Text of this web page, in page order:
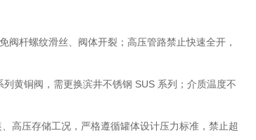
杆螺纹滑丝、阀体开裂；高压管路禁止快速全开，
黄铜阀，需更换滨井不锈钢 SUS 系列；介质温度不
高压存储工况，严格遵循罐体设计压力标准，禁止超